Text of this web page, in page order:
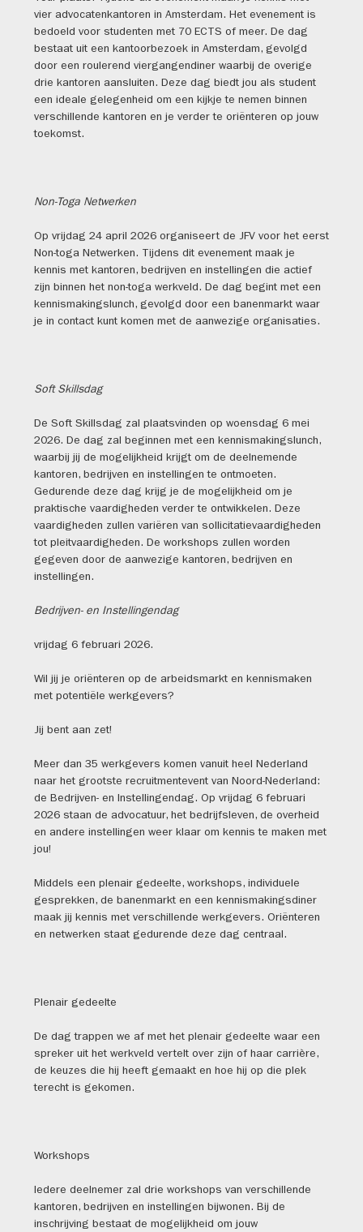
vier advocatenkantoren in Amsterdam. Het evenement is
bedoeld voor studenten met 70 ECTS of meer. De dag
bestaat uit een kantoorbezoek in Amsterdam, gevolgd
door een roulerend viergangendiner waarbij de overige
drie kantoren aansluiten. Deze dag biedt jou als student
een ideale gelegenheid om een kijkje te nemen binnen
verschillende kantoren en je verder te oriënteren op jouw
toekomst.
Non-Toga Netwerken
Op vrijdag 24 april 2026 organiseert de JFV voor het eerst
Non-toga Netwerken. Tijdens dit evenement maak je
kennis met kantoren, bedrijven en instellingen die actief
zijn binnen het non-toga werkveld. De dag begint met een
kennismakingslunch, gevolgd door een banenmarkt waar
je in contact kunt komen met de aanwezige organisaties.
Soft Skillsdag
De Soft Skillsdag zal plaatsvinden op woensdag 6 mei
2026. De dag zal beginnen met een kennismakingslunch,
waarbij jij de mogelijkheid krijgt om de deelnemende
kantoren, bedrijven en instellingen te ontmoeten.
Gedurende deze dag krijg je de mogelijkheid om je
praktische vaardigheden verder te ontwikkelen. Deze
vaardigheden zullen variëren van sollicitatievaardigheden
tot pleitvaardigheden. De workshops zullen worden
gegeven door de aanwezige kantoren, bedrijven en
instellingen.
Bedrijven- en Instellingendag
vrijdag 6 februari 2026.
Wil jij je oriënteren op de arbeidsmarkt en kennismaken
met potentiële werkgevers?
Jij bent aan zet!
Meer dan 35 werkgevers komen vanuit heel Nederland
naar het grootste recruitmentevent van Noord-Nederland:
de Bedrijven- en Instellingendag. Op vrijdag 6 februari
2026 staan de advocatuur, het bedrijfsleven, de overheid
en andere instellingen weer klaar om kennis te maken met
jou!
Middels een plenair gedeelte, workshops, individuele
gesprekken, de banenmarkt en een kennismakingsdiner
maak jij kennis met verschillende werkgevers. Oriënteren
en netwerken staat gedurende deze dag centraal.
Plenair gedeelte
De dag trappen we af met het plenair gedeelte waar een
spreker uit het werkveld vertelt over zijn of haar carrière,
de keuzes die hij heeft gemaakt en hoe hij op die plek
terecht is gekomen.
Workshops
Iedere deelnemer zal drie workshops van verschillende
kantoren, bedrijven en instellingen bijwonen. Bij de
inschrijving bestaat de mogelijkheid om jouw